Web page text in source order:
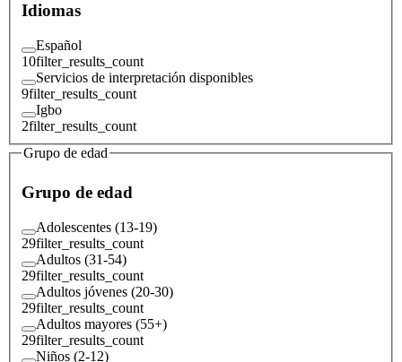
Idiomas
Español
10filter_results_count
Servicios de interpretación disponibles
9filter_results_count
Igbo
2filter_results_count
Grupo de edad
Grupo de edad
Adolescentes (13-19)
29filter_results_count
Adultos (31-54)
29filter_results_count
Adultos jóvenes (20-30)
29filter_results_count
Adultos mayores (55+)
29filter_results_count
Niños (2-12)